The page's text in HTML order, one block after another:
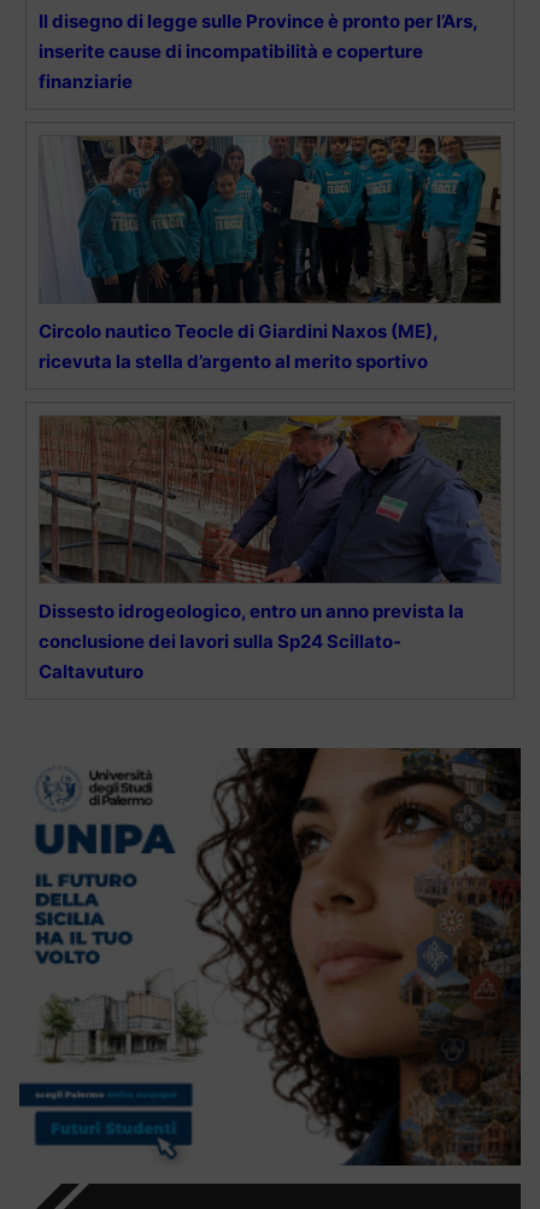
Il disegno di legge sulle Province è pronto per l’Ars,
inserite cause di incompatibilità e coperture
finanziarie
Circolo nautico Teocle di Giardini Naxos (ME),
ricevuta la stella d’argento al merito sportivo
Dissesto idrogeologico, entro un anno prevista la
conclusione dei lavori sulla Sp24 Scillato-
Caltavuturo